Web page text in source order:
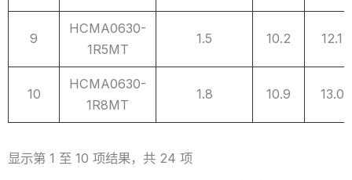
9
HCMA0630-
1R5MT
1.5 10.2 12.1
10
HCMA0630-
1R8MT
1.8 10.9 13.0
显示第 1 至 10 项结果，共 24 项